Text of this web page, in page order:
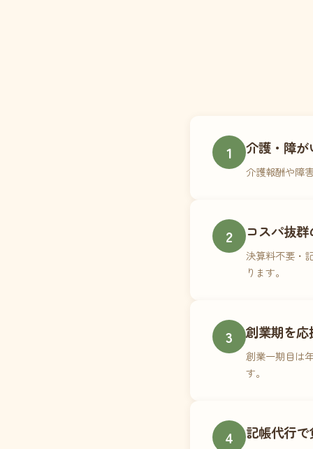
1 介護・障
介護報酬や障
2 コスパ抜
決算料不要・
ります。
3 創業期を応
創業一期目は
す。
4 記帳代行